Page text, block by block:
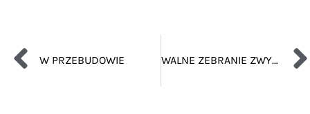
W PRZEBUDOWIE WALNE ZEBRANIE ZWYCZAJNE